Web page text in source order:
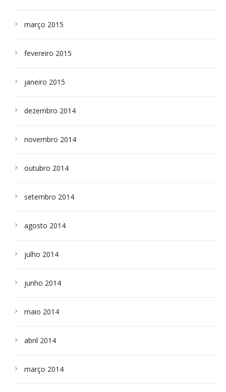
março 2015
fevereiro 2015
janeiro 2015
dezembro 2014
novembro 2014
outubro 2014
setembro 2014
agosto 2014
julho 2014
junho 2014
maio 2014
abril 2014
março 2014